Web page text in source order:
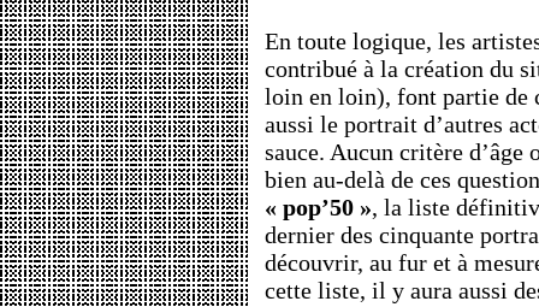
En toute logique, les
contribué à la création du
loin en loin), font partie de
aussi le portrait d’autres
sauce. Aucun critère d’âge
bien au-delà de ces
« pop’50 », la liste
dernier des cinquante
découvrir, au fur et à
cette liste, il y aura aussi